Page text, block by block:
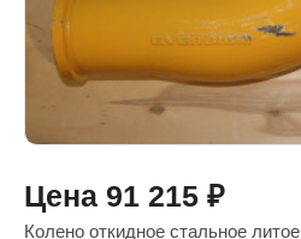
Цена 91 215 ₽
Колено откидное стальное литое